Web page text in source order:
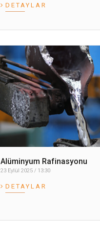
DETAYLAR
Alüminyum Rafinasyonu
23 Eylül 2025 / 13:30
DETAYLAR